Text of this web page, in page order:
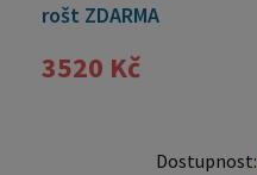
rošt ZDARMA
3520 Kč
Dostupnost: